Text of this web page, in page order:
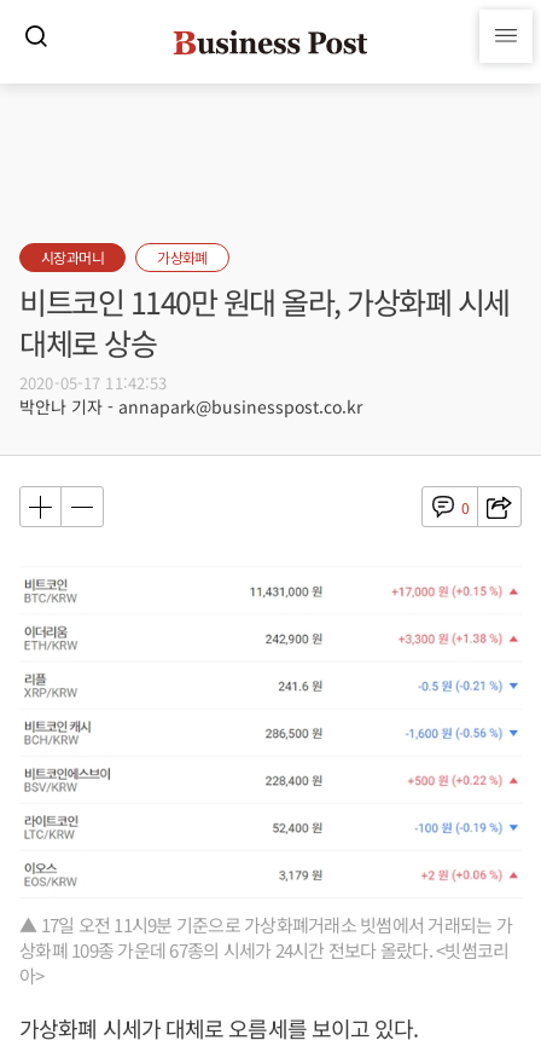
시장과머니 가상화폐
비트코인 1140만 원대 올라, 가상화폐 시세
대체로 상승
2020-05-17 11:42:53
박안나 기자 - annapark@businesspost.co.kr
0
▲ 17일 오전 11시9분 기준으로 가상화폐거래소 빗썸에서 거래되는 가
상화폐 109종 가운데 67종의 시세가 24시간 전보다 올랐다. <빗썸코리
아>
가상화폐 시세가 대체로 오름세를 보이고 있다.